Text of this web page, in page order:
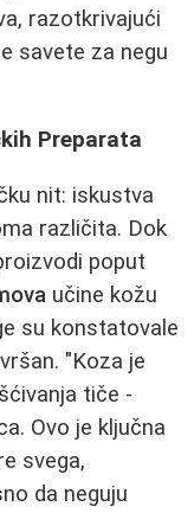
razotkrivajući
savete za negu
Preparata
nit: iskustva
različita. Dok
poput
učine kožu
su konstatovale
"Koza je
tiče -
Ovo je ključna
svega,
da neguju